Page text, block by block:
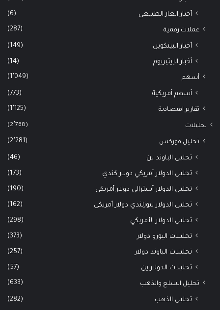
أخبار الغاز الطبيعي (6)
عملات رقمية (287)
أخبار البيتكوين (149)
أخبار الإيثيريوم (14)
أسهم (1٬049)
أسهم أمريكية (773)
تقارير اقتصادية (1٬125)
تحليلات (2٬768)
تحليل فوركس (2٬281)
تحليل الباوند ين (46)
تحليل الدولار أمريكي دولار كندي (173)
تحليل الدولار أسترالي دولار أمريكي (190)
تحليل الدولار نيوزلندي دولار أمريكي (162)
تحليل الدولار الأمريكي (298)
تحليلات اليورو دولار (373)
تحليلات الباوند دولار (257)
تحليلات الدولار ين (57)
تحليل السلع والذهب (633)
تحليل الذهب (282)